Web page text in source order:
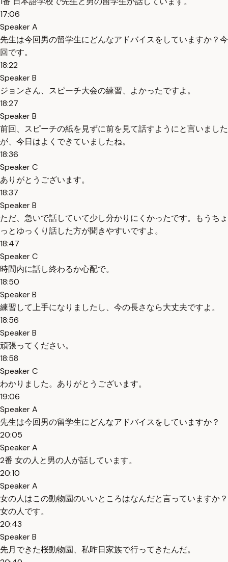
17:06
Speaker A
先生は今回男の留学生にどんなアドバイスをしていますか？今
回です。
18:22
Speaker B
ジョンさん、スピーチ大会の練習、よかったですよ。
18:27
Speaker B
前回、スピーチの紙を見ずに前を見て話すようにと言いました
が、今日はよくできていましたね。
18:36
Speaker C
ありがとうございます。
18:37
Speaker B
ただ、急いで話していて少し分かりにくかったです。もうちょ
っとゆっくり話した方が聞きやすいですよ。
18:47
Speaker C
時間内に話し終わるか心配で。
18:50
Speaker B
練習して上手になりましたし、今の長さなら大丈夫ですよ。
18:56
Speaker B
頑張ってください。
18:58
Speaker C
わかりました。ありがとうございます。
19:06
Speaker A
先生は今回男の留学生にどんなアドバイスをしていますか？
20:05
Speaker A
2番 女の人と男の人が話しています。
20:10
Speaker A
女の人はこの動物園のいいところはなんだと言っていますか？
女の人です。
20:43
Speaker B
先月できた桜動物園、私昨日家族で行ってきたんだ。